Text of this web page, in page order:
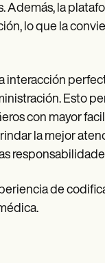
la
lo que la
interacción
Esto
con mayor
la mejor
de